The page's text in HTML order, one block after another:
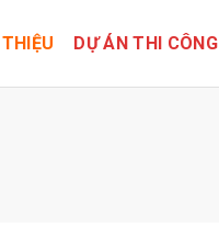
DỰ ÁN THI CÔNG